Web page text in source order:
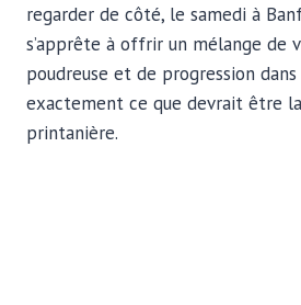
regarder de côté, le samedi à
s’apprête à offrir un mélange de
poudreuse et de progression
exactement ce que devrait être
printanière.